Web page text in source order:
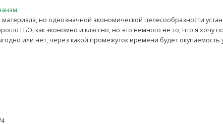
но однозначной экономической целесообразности
ГБО, как экономно и классно, но это немного не то, что я хочу
или нет, через какой промежуток времени будет окупаемость